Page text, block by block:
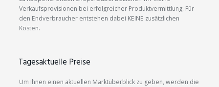
Verkaufsprovisionen bei erfolgreicher Produktvermittlung. Für
den Endverbraucher entstehen dabei KEINE zusätzlichen
Kosten.
Tagesaktuelle Preise
Um Ihnen einen aktuellen Marktüberblick zu geben, werden die